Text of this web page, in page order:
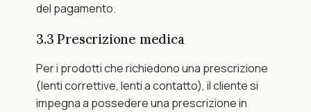
del pagamento.
3.3 Prescrizione medica
Per i prodotti che richiedono una prescrizione
(lenti correttive, lenti a contatto), il cliente si
impegna a possedere una prescrizione in